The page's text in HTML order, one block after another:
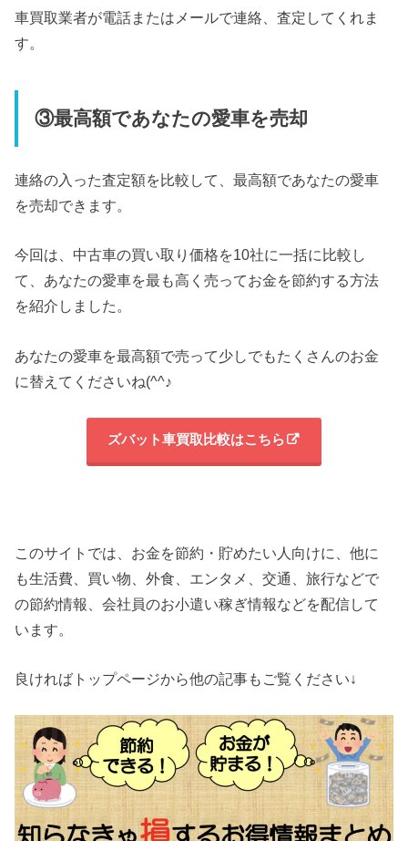
車買取業者が電話またはメールで連絡、査定してくれま
す。
③最高額であなたの愛車を売却
連絡の入った査定額を比較して、最高額であなたの愛車
を売却できます。
今回は、中古車の買い取り価格を10社に一括に比較し
て、あなたの愛車を最も高く売ってお金を節約する方法
を紹介しました。
あなたの愛車を最高額で売って少しでもたくさんのお金
に替えてくださいね(^^♪
ズバット車買取比較はこちら
このサイトでは、お金を節約・貯めたい人向けに、他に
も生活費、買い物、外食、エンタメ、交通、旅行などで
の節約情報、会社員のお小遣い稼ぎ情報などを配信して
います。
良ければトップページから他の記事もご覧ください↓